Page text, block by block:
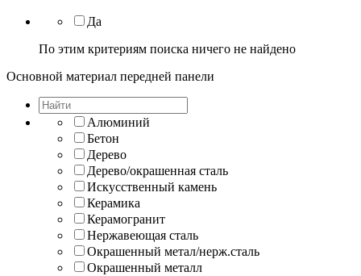
Да
По этим критериям поиска ничего не найдено
Основной материал передней панели
Алюминий
Бетон
Дерево
Дерево/окрашенная сталь
Искусственный камень
Керамика
Керамогранит
Нержавеющая сталь
Окрашенный метал/нерж.сталь
Окрашенный металл